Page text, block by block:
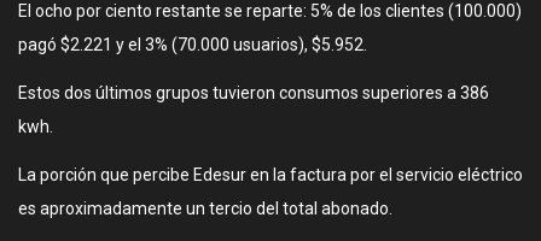
El ocho por ciento restante se reparte: 5% de los clientes (100.000)
pagó $2.221 y el 3% (70.000 usuarios), $5.952.
Estos dos últimos grupos tuvieron consumos superiores a 386
kwh.
La porción que percibe Edesur en la factura por el servicio eléctrico
es aproximadamente un tercio del total abonado.